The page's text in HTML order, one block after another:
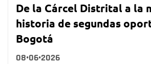
De la Cárcel Distrital a la
historia de segundas
Bogotá
08•06•2026